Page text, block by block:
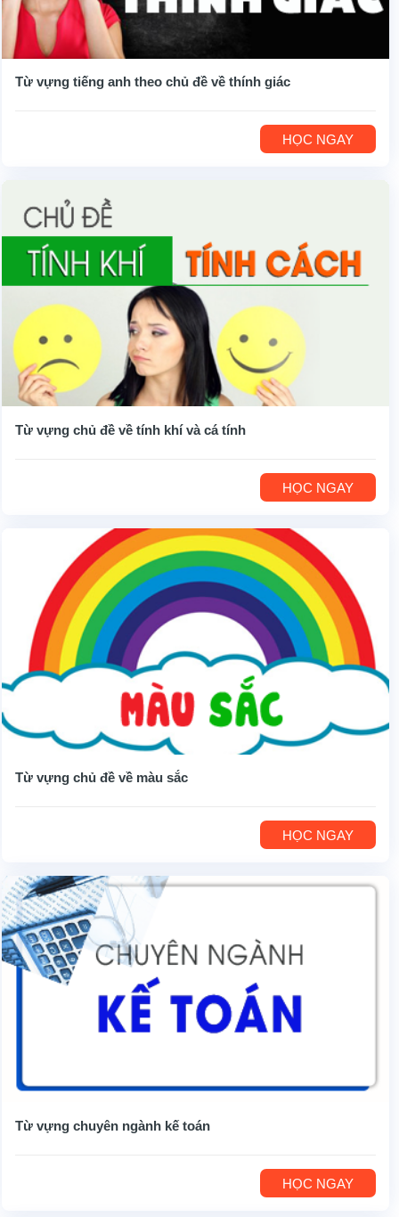
Từ vựng tiếng anh theo chủ đề về thính giác
HỌC NGAY
Từ vựng chủ đề về tính khí và cá tính
HỌC NGAY
Từ vựng chủ đề về màu sắc
HỌC NGAY
Từ vựng chuyên ngành kế toán
HỌC NGAY